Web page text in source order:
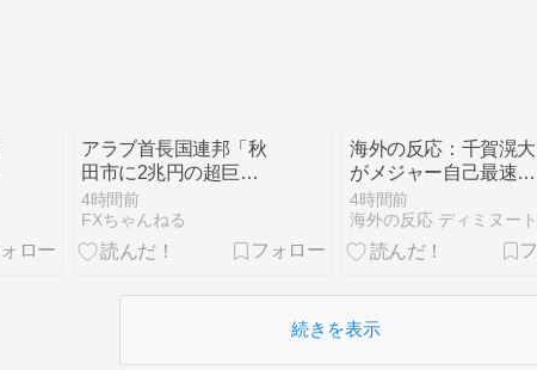
アラブ首長国連邦「秋
田市に2兆円の超巨大
データセンター建てる
わ」
4時間前
FXちゃんねる
海外の反応：千賀滉大
がメジャー自己最速
161キロ計測するなど2
戦連続完璧救援、メッ
ツファンからクローザ
ー待望論も続出
4時間前
海外の反応 ディミヌート
続きを表示